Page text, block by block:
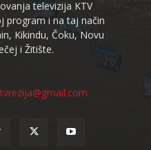
televizija KTV
program i na taj način
Kikindu, Čoku, Novu
i Žitište.